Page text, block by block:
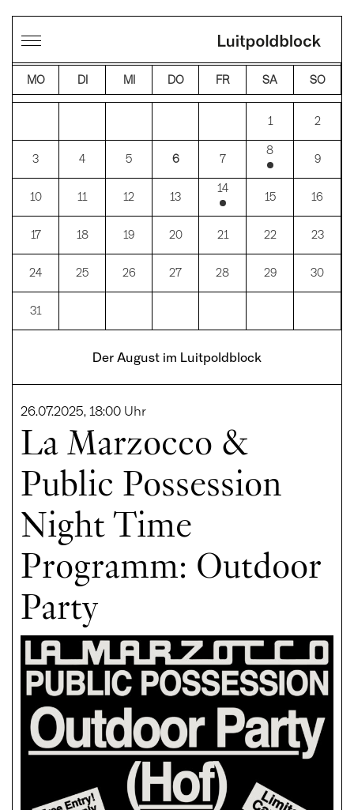
26.07.2025, 18:00 Uhr
La Marzocco &
Public Possession
Night Time
Programm: Outdoor
Party
MO DI MI DO FR SA SO
1 2
3 4 5 6 7
8
9
10 11 12 13
14
15 16
17 18 19 20 21 22 23
24 25 26 27 28 29 30
31
Der August im Luitpoldblock